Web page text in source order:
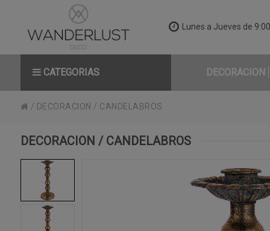
Lunes a Jueves de
CATEGORIAS DECORACION
/ DECORACION / CANDELABROS
DECORACION / CANDELABROS